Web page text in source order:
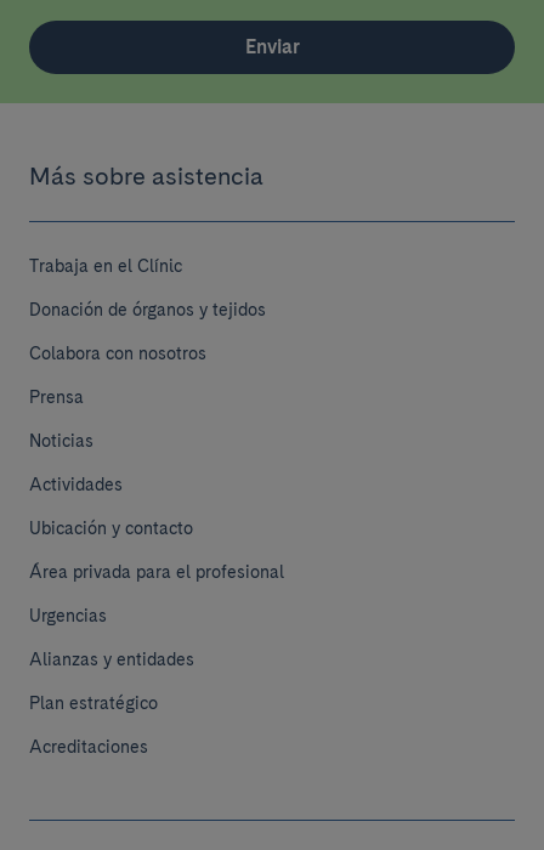
Enviar
Más sobre asistencia
Trabaja en el Clínic
Donación de órganos y tejidos
Colabora con nosotros
Prensa
Noticias
Actividades
Ubicación y contacto
Área privada para el profesional
Urgencias
Alianzas y entidades
Plan estratégico
Acreditaciones